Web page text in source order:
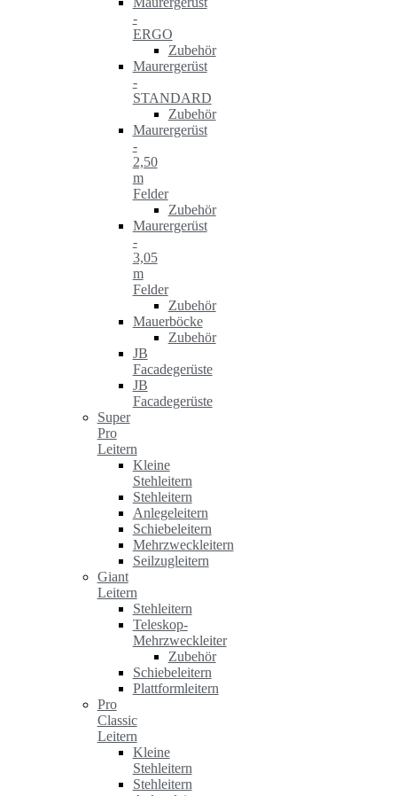
-
ERGO
Zubehör
Maurergerüst
-
STANDARD
Zubehör
Maurergerüst
-
2,50
m
Felder
Zubehör
Maurergerüst
-
3,05
m
Felder
Zubehör
Mauerböcke
Zubehör
JB
Facadegerüste
JB
Facadegerüste
Super
Pro
Leitern
Kleine
Stehleitern
Stehleitern
Anlegeleitern
Schiebeleitern
Mehrzweckleitern
Seilzugleitern
Giant
Leitern
Stehleitern
Teleskop-
Mehrzweckleiter
Zubehör
Schiebeleitern
Plattformleitern
Pro
Classic
Leitern
Kleine
Stehleitern
Stehleitern